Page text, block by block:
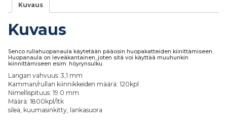
Kuvaus
Kuvaus
Senco rullahuopanaula käytetään pääosin huopakatteiden kiinittämiseen.
Huopanaula on leveäkantainen, joten sitä voi käyttää muuhunkin
kiinnittämiseen esim. höyrynsulku.
Langan vahvuus: 3,1 mm
Kamman/rullan kiinnikkeiden määrä: 120kpl
Nimellispituus: 19.0 mm
Määrä: 1800kpl/ltk
sileä, kuumasinkitty, lankasuora